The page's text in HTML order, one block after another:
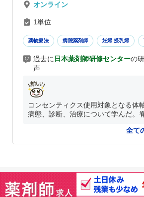
オンライン
1単位
薬物療法 病院薬剤師 妊婦 授乳婦
過去に 日本薬剤師研修センターの
声
コンセンティクス使用対象となる体
病態、診断、治療について学んだ。
全て